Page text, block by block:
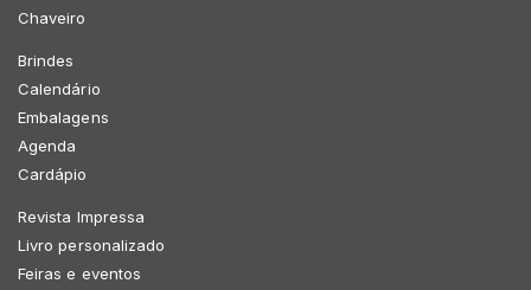
Chaveiro
Brindes
Calendário
Embalagens
Agenda
Cardápio
Revista Impressa
Livro personalizado
Feiras e eventos